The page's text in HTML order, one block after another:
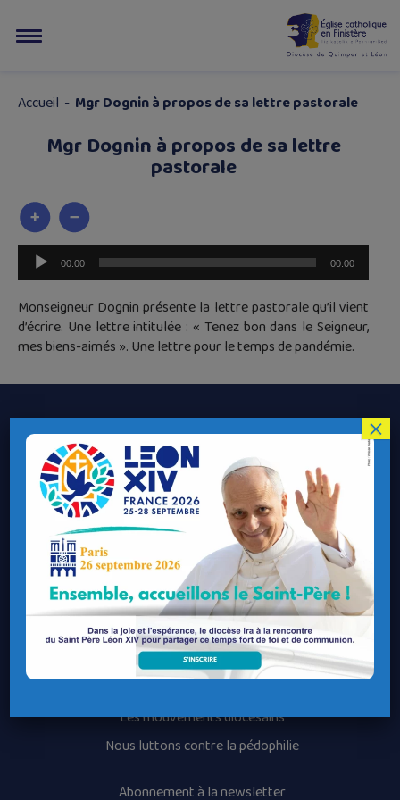
Accueil - Mgr Dognin à propos de sa lettre pastorale
Mgr Dognin à propos de sa lettre
pastorale
Lecteur
audio
00:00 00:00
Monseigneur Dognin présente la lettre pastorale qu’il vient
d’écrire. Une lettre intitulée : « Tenez bon dans le Seigneur,
mes biens-aimés ». Une lettre pour le temps de pandémie.
Le Diocèse de Quimper et Léon
Contacter le Diocèse
Contacter ma Paroisse
Contacter un service
Contacter une permanence
Recrutement
Horaires des messes
Nos paroisses
Les mouvements diocésains
Nous luttons contre la pédophilie
Abonnement à la newsletter
×